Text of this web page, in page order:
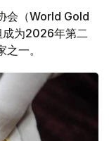
会（World Gold
成为2026年第二
一。